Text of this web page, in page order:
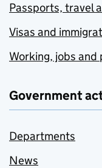
Passports, travel
Visas and
Working, jobs and
Government
Departments
News